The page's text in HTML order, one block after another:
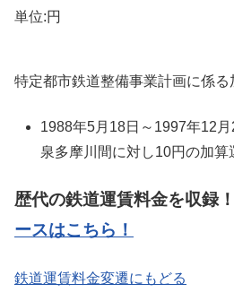
単位:円
特定都市鉄道整備事業計画に係
1988年5月18日～1997年12
泉多摩川間に対し10円の加算
歴代の鉄道運賃料金を収録！
ースはこちら！
鉄道運賃料金変遷にもどる